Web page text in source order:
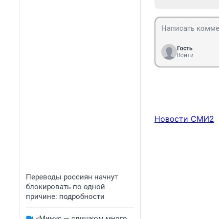
Переводы россиян начнут
блокировать по одной
причине: подробности
Гость
Войти
Новости СМИ2